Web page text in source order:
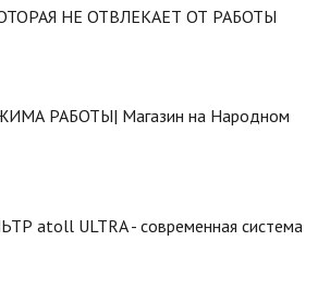
НЕ ОТВЛЕКАЕТ ОТ РАБОТЫ
РАБОТЫ| Магазин на Народном
atoll ULTRA - современная система